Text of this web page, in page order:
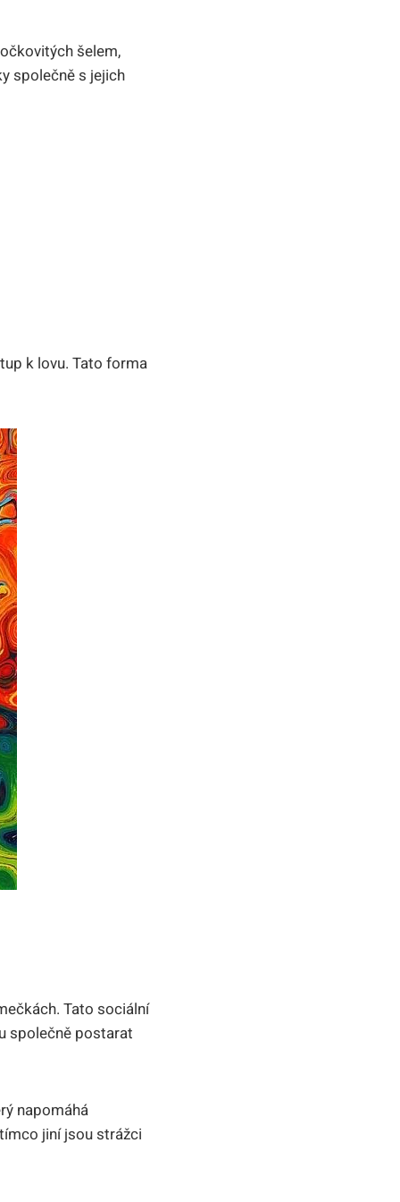
šelem,
společně s jejich
k lovu. Tato forma
Tato sociální
společně postarat
napomáhá
jiní jsou strážci